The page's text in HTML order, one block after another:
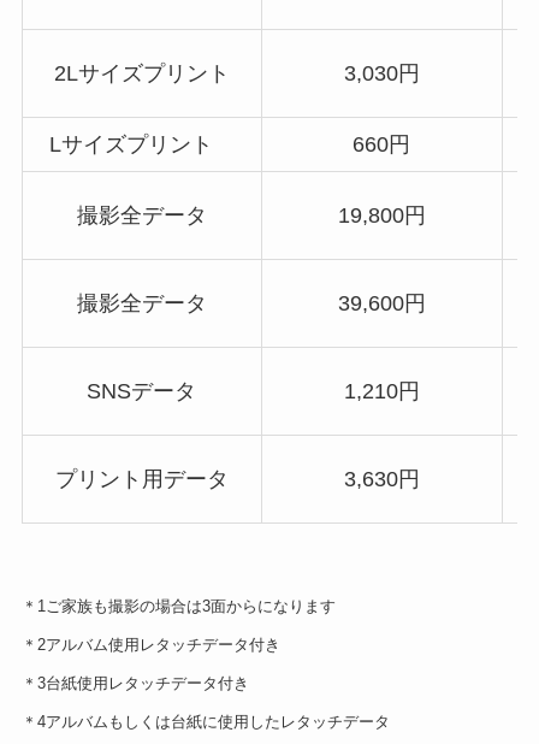
2Lサイズプリント 3,030円
Lサイズプリント 660円
撮影全データ 19,800円
撮影全データ 39,600円
SNSデータ 1,210円
プリント用データ 3,630円
＊1ご家族も撮影の場合は3面からになります
＊2アルバム使用レタッチデータ付き
＊3台紙使用レタッチデータ付き
＊4アルバムもしくは台紙に使用したレタッチデータ